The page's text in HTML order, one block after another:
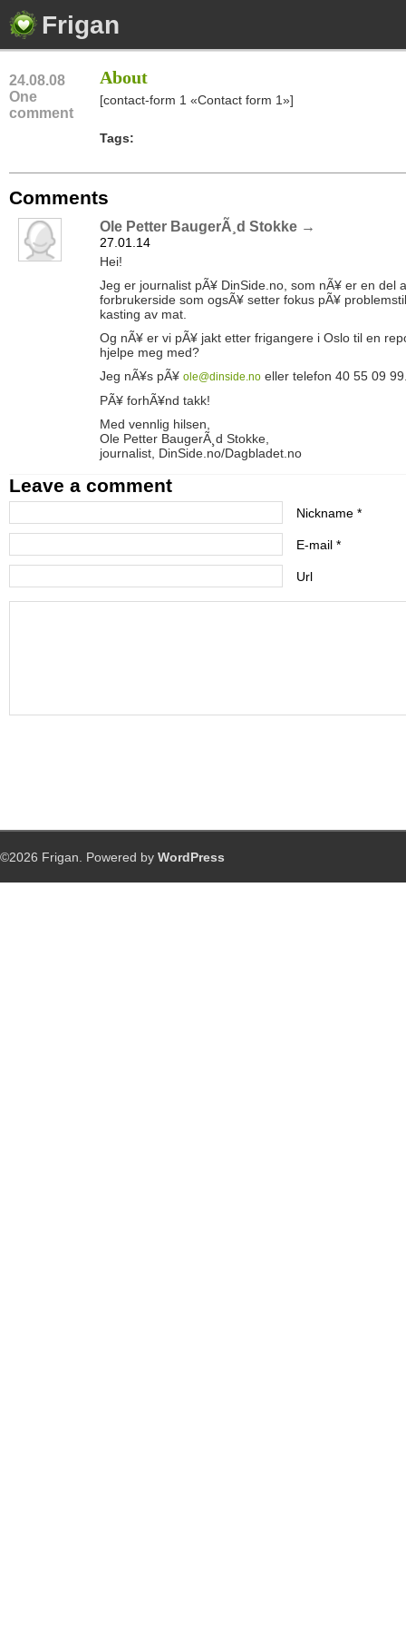
Frigan
24.08.08
One
comment
About
[contact-form 1 «Contact form 1»]
Tags:
Comments
Ole Petter BaugerÃ¸d Stokke →
27.01.14
Hei!
Jeg er journalist pÃ¥ DinSide.no, som nÃ¥ er en del
forbrukerside som ogsÃ¥ setter fokus pÃ¥
kasting av mat.
Og nÃ¥ er vi pÃ¥ jakt etter frigangere i Oslo til en
hjelpe meg med?
Jeg nÃ¥s pÃ¥ ole@dinside.no eller telefon 40 55 09
PÃ¥ forhÃ¥nd takk!
Med vennlig hilsen,
Ole Petter BaugerÃ¸d Stokke,
journalist, DinSide.no/Dagbladet.no
Leave a comment
Nickname *
E-mail *
Url
©2026 Frigan. Powered by WordPress